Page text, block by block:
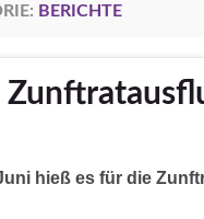
BERICHTE
hieß es für die